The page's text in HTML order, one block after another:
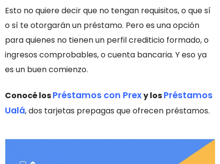
Esto no quiere decir que no tengan requisitos, o que sí
o sí te otorgarán un préstamo. Pero es una opción
para quienes no tienen un perfil crediticio formado, o
ingresos comprobables, o cuenta bancaria. Y eso ya
es un buen comienzo.
Conocé losPréstamos con Prexy losPréstamos
Ualá, dos tarjetas prepagas que ofrecen préstamos.